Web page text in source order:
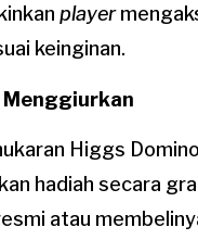
player
keinginan.
Menggiurkan
Higgs
hadiah secara
atau